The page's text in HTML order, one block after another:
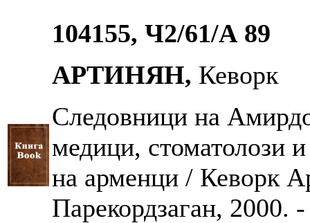
104155, Ч2/61/А 89
АРТИНЯН, Кеворк
Следовници на
медици, стоматолози
на арменци / Кеворк
Парекордзаган, 2000.